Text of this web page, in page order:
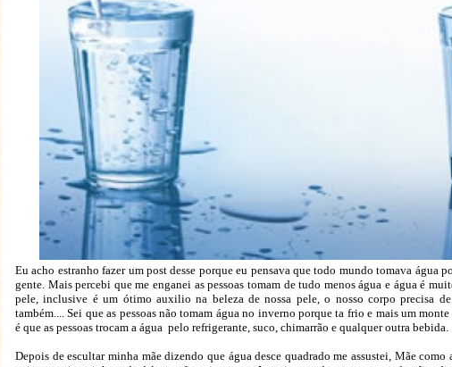
Eu acho estranho fazer um post desse porque eu pensava que todo mundo tomava água
gente. Mais percebi que me enganei as pessoas tomam de tudo menos água e água é
pele, inclusive é um ótimo auxilio na beleza de nossa pele, o nosso corpo precisa
também.... Sei que as pessoas não tomam água no inverno porque ta frio e mais um
é que as pessoas trocam a água pelo refrigerante, suco, chimarrão e qualquer outra bebida.
Depois de escultar minha mãe dizendo que água desce quadrado me assustei, Mãe como